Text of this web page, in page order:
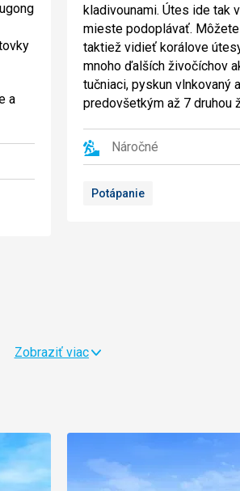
a
kladivounami. Útes ide tak
mieste podoplávať.
taktiež vidieť korálove
mnoho ďalších živočíchov
tučniaci, pyskun vlnkovaný a
predovšetkým až 7 druhou
Náročné
Potápanie
Zobraziť viac